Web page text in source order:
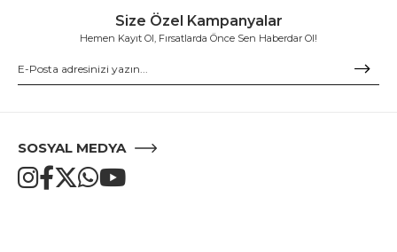
Size Özel Kampanyalar
Hemen Kayıt Ol, Fırsatlarda Önce Sen Haberdar Ol!
SOSYAL MEDYA